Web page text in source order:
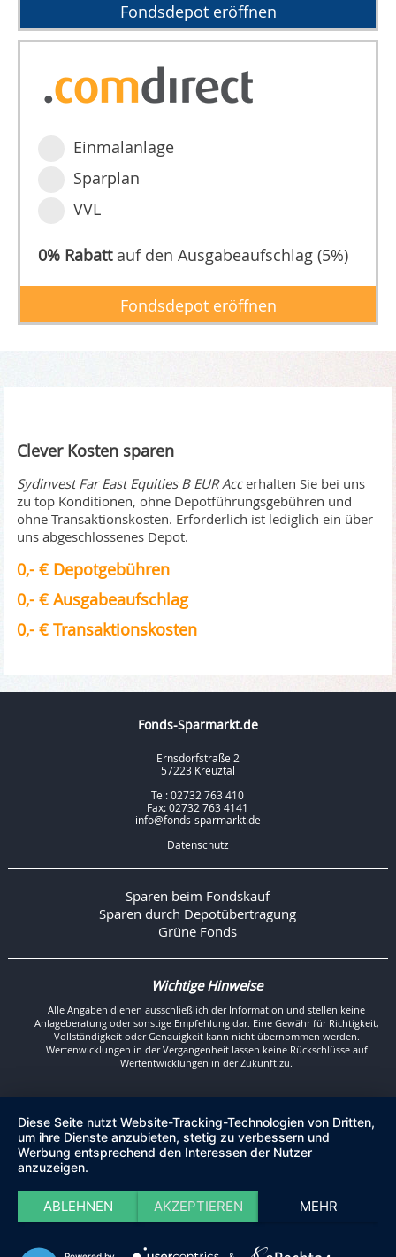
Fondsdepot eröffnen
Einmalanlage
Sparplan
VVL
0% Rabattauf den Ausgabeaufschlag (5%)
Fondsdepot eröffnen
Clever Kosten sparen
Sydinvest Far East Equities B EUR Accerhalten Sie bei uns
zu top Konditionen, ohne Depotführungsgebühren und
ohne Transaktionskosten. Erforderlich ist lediglich ein über
uns abgeschlossenes Depot.
0,- € Depotgebühren
0,- € Ausgabeaufschlag
0,- € Transaktionskosten
Fonds-Sparmarkt.de
Ernsdorfstraße 2
57223 Kreuztal
Tel: 02732 763 410
Fax: 02732 763 4141
info@fonds-sparmarkt.de
Datenschutz
Sparen beim Fondskauf
Sparen durch Depotübertragung
Grüne Fonds
Wichtige Hinweise
Alle Angaben dienen ausschließlich der Information und stellen keine
Anlageberatung oder sonstige Empfehlung dar. Eine Gewähr für Richtigkeit,
Vollständigkeit oder Genauigkeit kann nicht übernommen werden.
Wertenwicklungen in der Vergangenheit lassen keine Rückschlüsse auf
Wertentwicklungen in der Zukunft zu.
Diese Seite nutzt Website-Tracking-Technologien von Dritten,
um ihre Dienste anzubieten, stetig zu verbessern und
Werbung entsprechend den Interessen der Nutzer
anzuzeigen.
ABLEHNEN AKZEPTIEREN MEHR